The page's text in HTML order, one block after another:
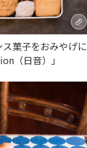
菓子をおみやげに
（日音）」